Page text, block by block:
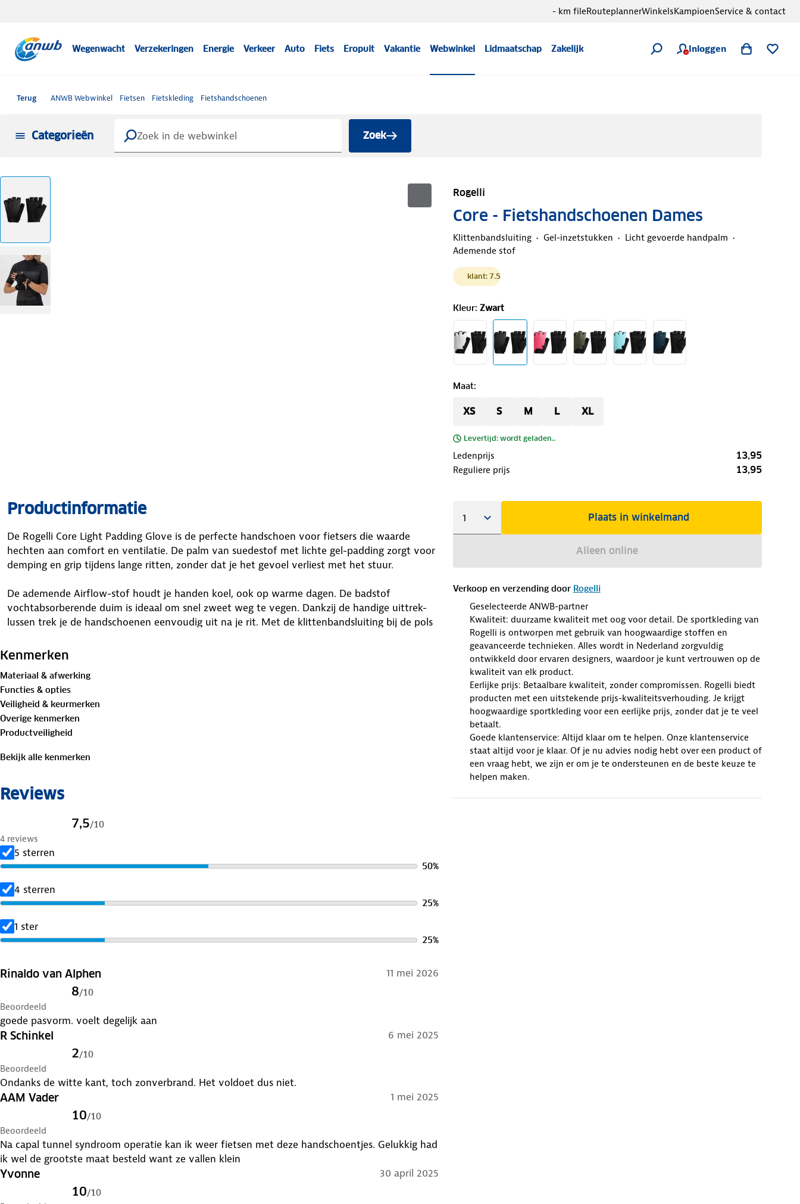
Wegenwacht Verzekeringen Energie Verkeer Auto Fiets Eropuit Vakantie Webwinkel Lidmaatschap Zakelijk Inloggen
- km fileRouteplannerWinkelsKampioenService & contact
Terug ANWB Webwinkel Fietsen Fietskleding Fietshandschoenen
Categorieën Zoek
Rogelli
Core - Fietshandschoenen Dames
Klittenbandsluiting Gel-inzetstukken
Licht gevoerde handpalm
Ademende stof
klant: 7.5
Kleur: Zwart
Maat:
XS S M L XL
Levertijd: wordt geladen..
Ledenprijs 13,95
Reguliere prijs 13,95
Plaats in winkelmand
Alleen online
Verkoop en verzending door Rogelli
Geselecteerde ANWB-partner
Kwaliteit: duurzame kwaliteit met oog voor detail. De sportkleding van
Rogelli is ontworpen met gebruik van hoogwaardige stoffen en
geavanceerde technieken. Alles wordt in Nederland zorgvuldig
ontwikkeld door ervaren designers, waardoor je kunt vertrouwen op de
kwaliteit van elk product.
Eerlijke prijs: Betaalbare kwaliteit, zonder compromissen. Rogelli biedt
producten met een uitstekende prijs-kwaliteitsverhouding. Je krijgt
hoogwaardige sportkleding voor een eerlijke prijs, zonder dat je te veel
betaalt.
Goede klantenservice: Altijd klaar om te helpen. Onze klantenservice
staat altijd voor je klaar. Of je nu advies nodig hebt over een product of
een vraag hebt, we zijn er om je te ondersteunen en de beste keuze te
helpen maken.
Productinformatie
De Rogelli Core Light Padding Glove is de perfecte handschoen voor fietsers die waarde
hechten aan comfort en ventilatie. De palm van suedestof met lichte gel-padding zorgt voor
demping en grip tijdens lange ritten, zonder dat je het gevoel verliest met het stuur.
De ademende Airflow-stof houdt je handen koel, ook op warme dagen. De badstof
vochtabsorberende duim is ideaal om snel zweet weg te vegen. Dankzij de handige uittrek-
lussen trek je de handschoenen eenvoudig uit na je rit. Met de klittenbandsluiting bij de pols
gebruiksgemak, zodat je volop kunt genieten van elke fietstocht.
Kenmerken
Materiaal & afwerking
Functies & opties
Veiligheid & keurmerken
Overige kenmerken
Productveiligheid
Bekijk alle kenmerken
Reviews
7,5/10
4 reviews
5 sterren
50%
4 sterren
25%
1 ster
25%
Rinaldo van Alphen 11 mei 2026
8/10
Beoordeeld
goede pasvorm. voelt degelijk aan
R Schinkel 6 mei 2025
2/10
Beoordeeld
Ondanks de witte kant, toch zonverbrand. Het voldoet dus niet.
AAM Vader 1 mei 2025
10/10
Beoordeeld
Na capal tunnel syndroom operatie kan ik weer fietsen met deze handschoentjes. Gelukkig had
ik wel de grootste maat besteld want ze vallen klein
Yvonne 30 april 2025
10/10